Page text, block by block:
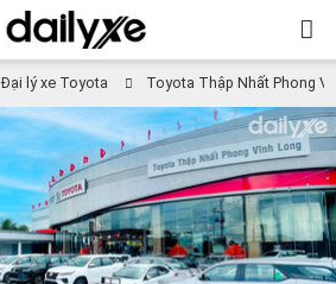
Đại lý xe Toyota Toyota Thập Nhất Phong